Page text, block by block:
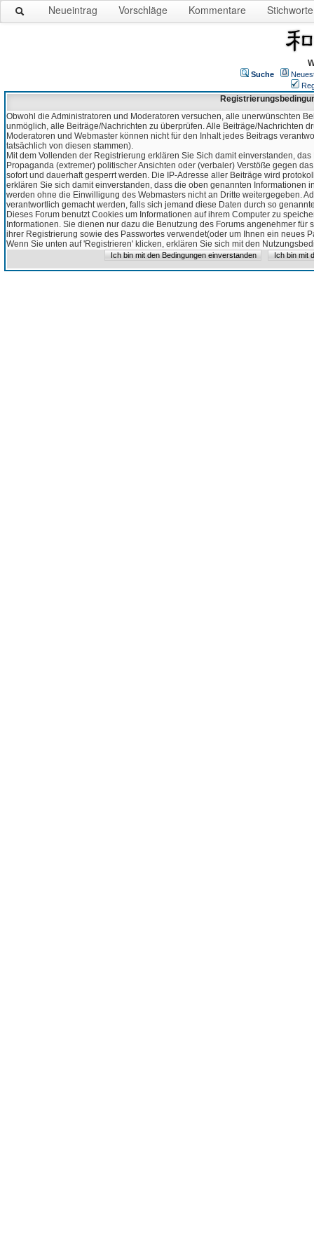
Neueintrag Vorschläge Kommentare Stichworte
Suche
Obwohl die Administratoren und Moderatoren versuchen, alle unerwünschten
unmöglich, alle Beiträge/Nachrichten zu überprüfen. Alle Beiträge/Nachrichten
Moderatoren und Webmaster können nicht für den Inhalt jedes Beitrags
tatsächlich von diesen stammen).
Mit dem Vollenden der Registrierung erklären Sie Sich damit einverstanden,
Propaganda (extremer) politischer Ansichten oder (verbaler) Verstöße gegen
sofort und dauerhaft gesperrt werden. Die IP-Adresse aller Beiträge wird
erklären Sie sich damit einverstanden, dass die oben genannten Informationen
werden ohne die Einwilligung des Webmasters nicht an Dritte weitergegeben.
verantwortlich gemacht werden, falls sich jemand diese Daten durch so
Dieses Forum benutzt Cookies um Informationen auf ihrem Computer zu
Informationen. Sie dienen nur dazu die Benutzung des Forums angenehmer
ihrer Registrierung sowie des Passwortes verwendet(oder um Ihnen ein neues
Wenn Sie unten auf 'Registrieren' klicken, erklären Sie sich mit den